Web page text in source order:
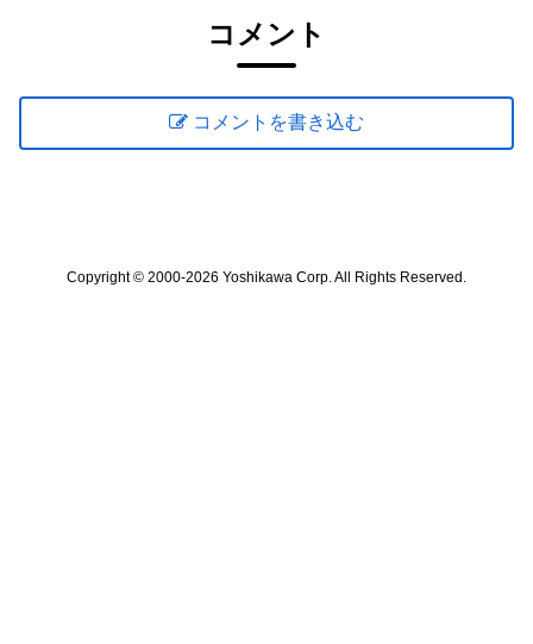
コメント
コメントを書き込む
Copyright © 2000-2026 Yoshikawa Corp. All Rights Reserved.